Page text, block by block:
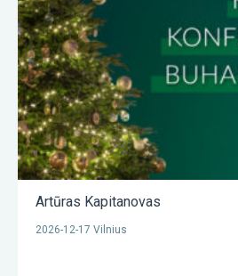
Artūras Kapitanovas
2026-12-17 Vilnius